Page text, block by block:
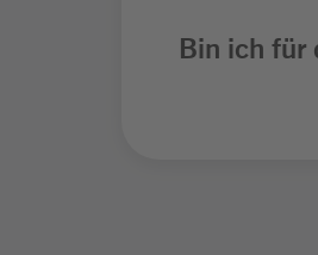
Bin ich für